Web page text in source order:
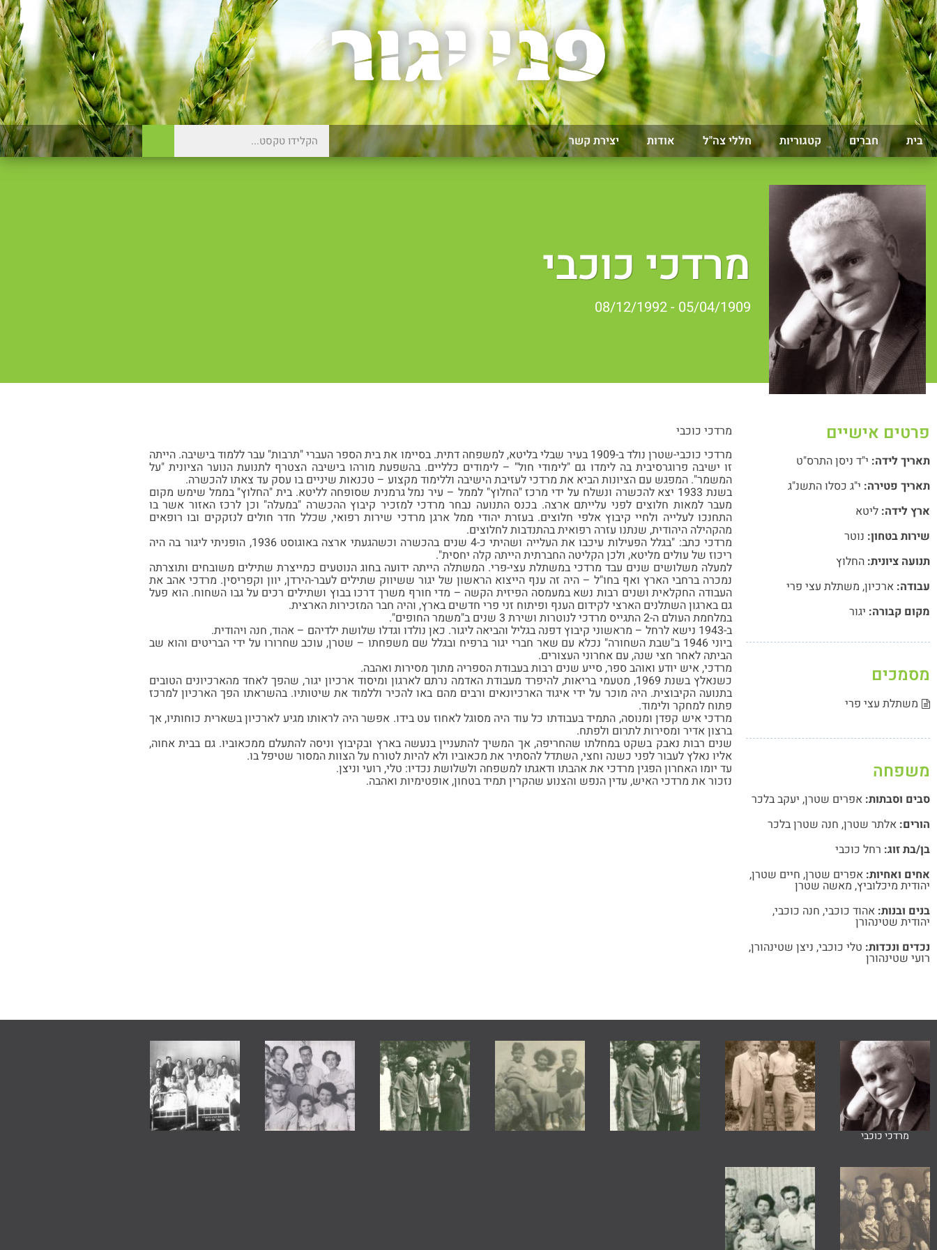
בית חברים קטגוריות חללי צה"ל אודות יצירת קשר
מרדכי כוכבי
05/04/1909 - 08/12/1992
פרטים אישיים
תאריך לידה: י"ד ניסן התרס"ט
תאריך פטירה: י"ג כסלו התשנ"ג
ארץ לידה: ליטא
שירות בטחון: נוטר
תנועה ציונית: החלוץ
עבודה: ארכיון, משתלת עצי פרי
מקום קבורה: יגור
מסמכים
משתלת עצי פרי
משפחה
סבים וסבתות: אפרים שטרן, יעקב בלכר
הורים: אלתר שטרן, חנה שטרן בלכר
בן/בת זוג: רחל כוכבי
אחים ואחיות: אפרים שטרן, חיים שטרן,
יהודית מיכלוביץ, מאשה שטרן
בנים ובנות: אהוד כוכבי, חנה כוכבי,
יהודית שטינהורן
נכדים ונכדות: טלי כוכבי, ניצן שטינהורן,
רועי שטינהורן
מרדכי כוכבי
מרדכי כוכבי-שטרן נולד ב-1909 בעיר שבלי בליטא, למשפחה דתית. בסיימו את בית הספר העברי "תרבות" עבר ללמוד בישיבה. הייתה
זו ישיבה פרוגרסיבית בה לימדו גם "לימודי חול" – לימודים כלליים. בהשפעת מורהו בישיבה הצטרף לתנועת הנוער הציונית "על
המשמר". המפגש עם הציונות הביא את מרדכי לעזיבת הישיבה וללימוד מקצוע – טכנאות שיניים בו עסק עד צאתו להכשרה.
בשנת 1933 יצא להכשרה ונשלח על ידי מרכז "החלוץ" לממל – עיר נמל גרמנית שסופחה לליטא. בית "החלוץ" בממל שימש מקום
מעבר למאות חלוצים לפני עלייתם ארצה. בכנס התנועה נבחר מרדכי למזכיר קיבוץ ההכשרה "במעלה" וכן לרכז האזור אשר בו
התחנכו לעלייה ולחיי קיבוץ אלפי חלוצים. בעזרת יהודי ממל ארגן מרדכי שירות רפואי, שכלל חדר חולים לנזקקים ובו רופאים
מהקהילה היהודית, שנתנו עזרה רפואית בהתנדבות לחלוצים.
מרדכי כתב: "בגלל הפעילות עיכבו את העלייה ושהיתי כ-4 שנים בהכשרה וכשהגעתי ארצה באוגוסט 1936, הופניתי ליגור בה היה
ריכוז של עולים מליטא, ולכן הקליטה החברתית הייתה קלה יחסית".
למעלה משלושים שנים עבד מרדכי במשתלת עצי-פרי. המשתלה הייתה ידועה בחוג הנוטעים כמייצרת שתילים משובחים ותוצרתה
נמכרה ברחבי הארץ ואף בחו"ל – היה זה ענף הייצוא הראשון של יגור ששיווק שתילים לעבר-הירדן, יוון וקפריסין. מרדכי אהב את
העבודה החקלאית ושנים רבות נשא במעמסה הפיזית הקשה – מדי חורף משרך דרכו בבוץ ושתילים רכים על גבו השחוח. הוא פעל
גם בארגון השתלנים הארצי לקידום הענף ופיתוח זני פרי חדשים בארץ, והיה חבר המזכירות הארצית.
במלחמת העולם ה-2 התגייס מרדכי לנוטרות ושירת 3 שנים ב"משמר החופים".
ב-1943 נישא לרחל – מראשוני קיבוץ דפנה בגליל והביאה ליגור. כאן נולדו וגדלו שלושת ילדיהם – אהוד, חנה ויהודית.
ביוני 1946 ב"שבת השחורה" נכלא עם שאר חברי יגור ברפיח ובגלל שם משפחתו – שטרן, עוכב שחרורו על ידי הבריטים והוא שב
הביתה לאחר חצי שנה, עם אחרוני העצורים.
מרדכי, איש יודע ואוהב ספר, סייע שנים רבות בעבודת הספריה מתוך מסירות ואהבה.
כשנאלץ בשנת 1969, מטעמי בריאות, להיפרד מעבודת האדמה נרתם לארגון ומיסוד ארכיון יגור, שהפך לאחד מהארכיונים הטובים
בתנועה הקיבוצית. היה מוכר על ידי איגוד הארכיונאים ורבים מהם באו להכיר וללמוד את שיטותיו. בהשראתו הפך הארכיון למרכז
פתוח למחקר ולימוד.
מרדכי איש קפדן ומנוסה, התמיד בעבודתו כל עוד היה מסוגל לאחוז עט בידו. אפשר היה לראותו מגיע לארכיון בשארית כוחותיו, אך
ברצון אדיר ומסירות לתרום ולפתח.
שנים רבות נאבק בשקט במחלתו שהחריפה, אך המשיך להתעניין בנעשה בארץ ובקיבוץ וניסה להתעלם ממכאוביו. גם בבית אחוה,
אליו נאלץ לעבור לפני כשנה וחצי, השתדל להסתיר את מכאוביו ולא להיות לטורח על הצוות המסור שטיפל בו.
עד יומו האחרון הפגין מרדכי את אהבתו ודאגתו למשפחה ולשלושת נכדיו: טלי, רועי וניצן.
נזכור את מרדכי האיש, עדין הנפש והצנוע שהקרין תמיד בטחון, אופטימיות ואהבה.
מרדכי כוכבי